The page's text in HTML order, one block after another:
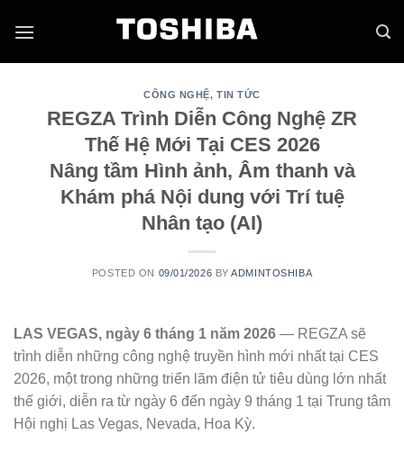
CÔNG NGHỆ,TIN TỨC
REGZA Trình Diễn Công Nghệ ZR
Thế Hệ Mới Tại CES 2026
Nâng tầm Hình ảnh, Âm thanh và
Khám phá Nội dung với Trí tuệ
Nhân tạo (AI)
POSTED ON 09/01/2026 BYADMINTOSHIBA
LAS VEGAS, ngày 6 tháng 1 năm 2026 — REGZA sẽ
trình diễn những công nghệ truyền hình mới nhất tại CES
2026, một trong những triển lãm điện tử tiêu dùng lớn nhất
thế giới, diễn ra từ ngày 6 đến ngày 9 tháng 1 tại Trung tâm
Hội nghị Las Vegas, Nevada, Hoa Kỳ.